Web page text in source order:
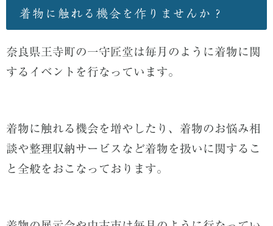
着物に触れる機会を作りませんか？
奈良県王寺町の一守匠堂は毎月のように着物に関
するイベントを行なっています。
着物に触れる機会を増やしたり、着物のお悩み相
談や整理収納サービスなど着物を扱いに関するこ
と全般をおこなっております。